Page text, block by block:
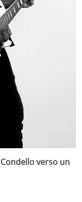
verso un